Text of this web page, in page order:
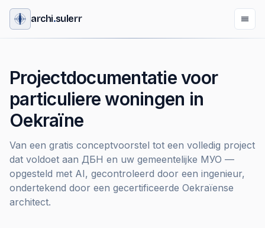
archi.sulerr
Projectdocumentatie voor
particuliere woningen in
Oekraïne
Van een gratis conceptvoorstel tot een volledig project
dat voldoet aan ДБН en uw gemeentelijke МУО —
opgesteld met AI, gecontroleerd door een ingenieur,
ondertekend door een gecertificeerde Oekraïense
architect.